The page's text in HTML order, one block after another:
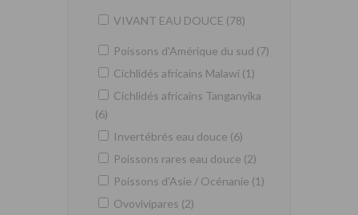
VIVANT EAU DOUCE (78)
Poissons d'Amérique du sud (7)
Cichlidés africains Malawi (1)
Cichlidés africains Tanganyika
(6)
Invertébrés eau douce (6)
Poissons rares eau douce (2)
Poissons d'Asie / Océnanie (1)
Ovovivipares (2)